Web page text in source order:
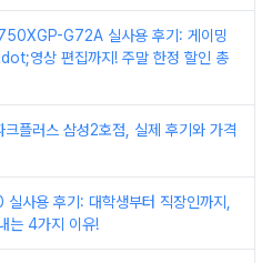
G72A 실사용 후기: 게이밍
영상 편집까지! 주말 한정 할인 총
크플러스 삼성2호점, 실제 후기와 가격
사용 후기: 대학생부터 직장인까지,
는 4가지 이유!